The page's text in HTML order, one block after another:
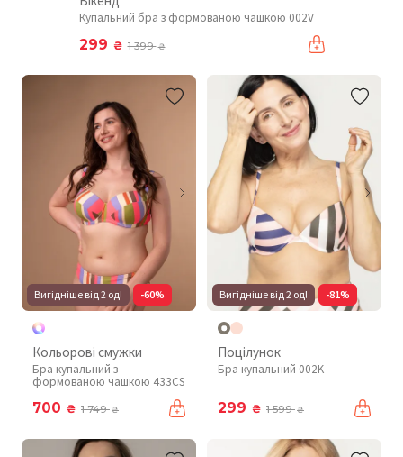
Купальний бра з формованою чашкою 002V
299 ₴ 1 399₴
Вигідніше від 2 од! -60%
Кольорові смужки
Бра купальний з
формованою чашкою 433CS
700 ₴ 1 749₴
Вигідніше від 2 од! -81%
Поцілунок
Бра купальний 002K
299 ₴ 1 599₴